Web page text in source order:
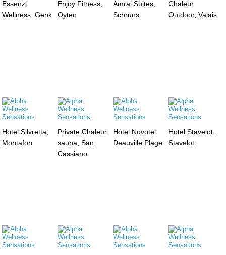
Essenzi
Wellness, Genk
Enjoy Fitness,
Oyten
Amrai Suites,
Schruns
Chaleur
Outdoor, Valais
Hotel Silvretta,
Montafon
Private Chaleur
sauna, San
Cassiano
Hotel Novotel
Deauville Plage
Hotel Stavelot,
Stavelot